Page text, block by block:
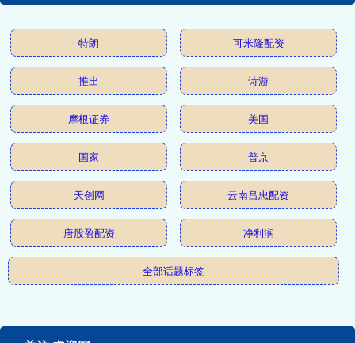
特朗 可米隆配资
推出 诗游
摩根证券 美国
国家 普京
天创网 云南吕忠配资
唐股盈配资 净利润
全部话题标签